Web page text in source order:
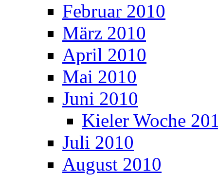
Februar 2010
März 2010
April 2010
Mai 2010
Juni 2010
Kieler Woche
Juli 2010
August 2010